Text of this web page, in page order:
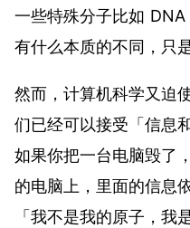
一些特殊分子比如
有什么本质的不同，只
然而，计算机科学又迫
们已经可以接受「信息
如果你把一台电脑毁了
的电脑上，里面的信息
「我不是我的原子，我